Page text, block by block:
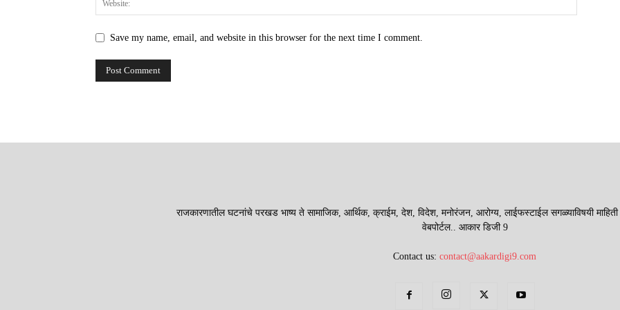
Save my name, email, and website in this browser for the next time I comment.
राजकारणातील घटनांचे परखड भाष्य ते सामाजिक, आर्थिक, क्राईम, देश, विदेश, मनोरंजन, आरोग्य, लाईफस्टाईल सगळ्याविषयी माहिती
वेबपोर्टल.. आकार डिजी 9
Contact us:contact@aakardigi9.com